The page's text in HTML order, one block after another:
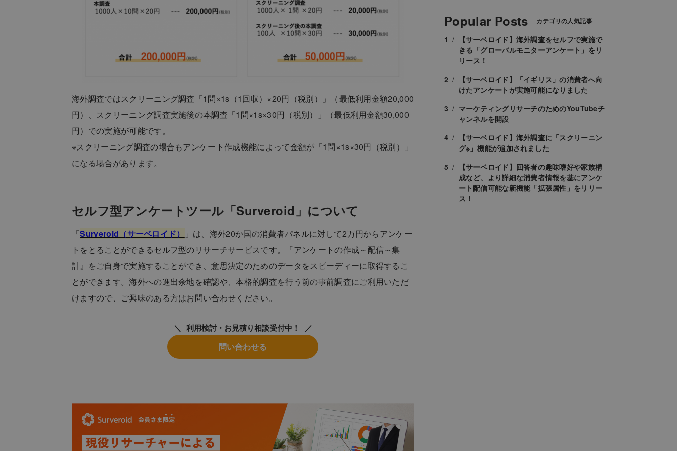
海外調査ではスクリーニング調査「1問×1s（1回収）×20円（税別）」（最低利用金額20,000
円）、スクリーニング調査実施後の本調査「1問×1s×30円（税別）」（最低利用金額30,000
円）での実施が可能です。
※スクリーニング調査の場合もアンケート作成機能によって金額が「1問×1s×30円（税別）」
になる場合があります。
セルフ型アンケートツール「Surveroid」について
「Surveroid（サーベロイド）
」は、海外20か国の消費者パネルに対して2万円からアンケー
トをとることができるセルフ型のリサーチサービスです。『アンケートの作成～配信～集
計』をご自身で実施することができ、意思決定のためのデータをスピーディーに取得するこ
とができます。海外への進出余地を確認や、本格的調査を行う前の事前調査にご利用いただ
けますので、ご興味のある方はお問い合わせください。
利用検討・お見積り相談受付中！
問い合わせる
Popular Posts カテゴリの人気記事
【サーベロイド】海外調査をセルフで実施で
きる「グローバルモニターアンケート」をリ
リース！
【サーベロイド】「イギリス」の消費者へ向
けたアンケートが実施可能になりました
マーケティングリサーチのためのYouTubeチ
ャンネルを開設
【サーベロイド】海外調査に「スクリーニン
グ※」機能が追加されました
【サーベロイド】回答者の趣味嗜好や家族構
成など、より詳細な消費者情報を基にアンケ
ート配信可能な新機能「拡張属性」をリリー
ス！